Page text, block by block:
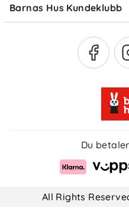
Barnas Hus Kundeklubb
Medlemsvilkår
Du
All Rights